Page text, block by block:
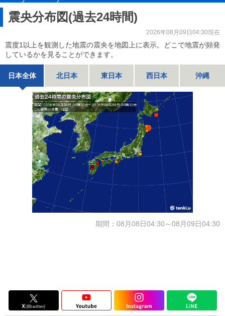
震央分布図(過去24時間)
2026年08月09日04:30現在
震度1以上を観測した地震の震央を地図上に表示。どこで地震が頻発
しているかを見ることができます。
日本全体 北日本 東日本 西日本 沖縄
期間：08月08日04:30～08月09日04:30